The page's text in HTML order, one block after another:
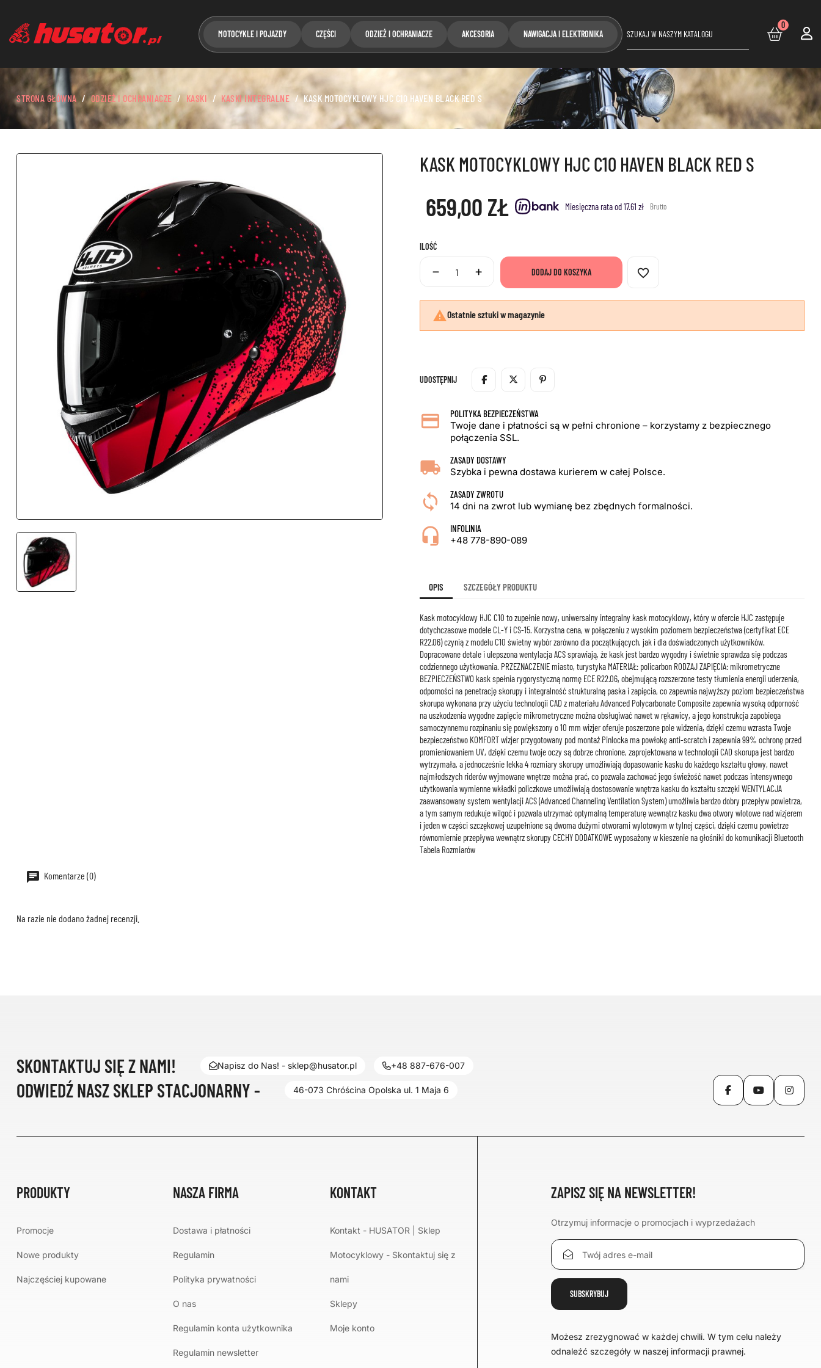
MOTOCYKLE I POJAZDY CZĘŚCI ODZIEŻ I OCHRANIACZE AKCESORIA NAWIGACJA I ELEKTRONIKA
0
STRONA GŁÓWNA ODZIEŻ I OCHRANIACZE KASKI KASKI INTEGRALNE KASK MOTOCYKLOWY HJC C10 HAVEN BLACK RED S
KASK MOTOCYKLOWY HJC C10 HAVEN BLACK RED S
659,00 ZŁ Miesięczna rata od 17.61 zł Brutto
ILOŚĆ
DODAJ DO KOSZYKA favorite_border
Ostatnie sztuki w magazynie
UDOSTĘPNIJ
POLITYKA BEZPIECZEŃSTWA
Twoje dane i płatności są w pełni chronione – korzystamy z bezpiecznego
połączenia SSL.
ZASADY DOSTAWY
Szybka i pewna dostawa kurierem w całej Polsce.
ZASADY ZWROTU
14 dni na zwrot lub wymianę bez zbędnych formalności.
INFOLINIA
+48 778-890-089
OPIS SZCZEGÓŁY PRODUKTU
Kask motocyklowy HJC C10 to zupełnie nowy, uniwersalny integralny kask motocyklowy, który w ofercie HJC zastępuje
dotychczasowe modele CL-Y i CS-15. Korzystna cena, w połączeniu z wysokim poziomem bezpieczeństwa (certyfikat ECE
R22.06) czynią z modelu C10 świetny wybór zarówno dla początkujących, jak i dla doświadczonych użytkowników.
Dopracowane detale i ulepszona wentylacja ACS sprawiają, że kask jest bardzo wygodny i świetnie sprawdza się podczas
codziennego użytkowania. PRZEZNACZENIE miasto, turystyka MATERIAŁ: policarbon RODZAJ ZAPIĘCIA: mikrometryczne
BEZPIECZEŃSTWO kask spełnia rygorystyczną normę ECE R22.06, obejmującą rozszerzone testy tłumienia energii uderzenia,
odporności na penetrację skorupy i integralność strukturalną paska i zapięcia, co zapewnia najwyższy poziom bezpieczeństwa
skorupa wykonana przy użyciu technologii CAD z materiału Advanced Polycarbonate Composite zapewnia wysoką odporność
na uszkodzenia wygodne zapięcie mikrometryczne można obsługiwać nawet w rękawicy, a jego konstrukcja zapobiega
samoczynnemu rozpinaniu się powiększony o 10 mm wizjer oferuje poszerzone pole widzenia, dzięki czemu wzrasta Twoje
bezpieczeństwo KOMFORT wizjer przygotowany pod montaż Pinlocka ma powłokę anti-scratch i zapewnia 99% ochronę przed
promieniowaniem UV, dzięki czemu twoje oczy są dobrze chronione, zaprojektowana w technologii CAD skorupa jest bardzo
wytrzymała, a jednocześnie lekka 4 rozmiary skorupy umożliwiają dopasowanie kasku do każdego kształtu głowy, nawet
najmłodszych riderów wyjmowane wnętrze można prać, co pozwala zachować jego świeżość nawet podczas intensywnego
użytkowania wymienne wkładki policzkowe umożliwiają dostosowanie wnętrza kasku do kształtu szczęki WENTYLACJA
zaawansowany system wentylacji ACS (Advanced Channeling Ventilation System) umożliwia bardzo dobry przepływ powietrza,
a tym samym redukuje wilgoć i pozwala utrzymać optymalną temperaturę wewnątrz kasku dwa otwory wlotowe nad wizjerem
i jeden w części szczękowej uzupełnione są dwoma dużymi otworami wylotowym w tylnej części, dzięki czemu powietrze
równomiernie przepływa wewnątrz skorupy CECHY DODATKOWE wyposażony w kieszenie na głośniki do komunikacji Bluetooth
Tabela Rozmiarów
Komentarze (0)
Na razie nie dodano żadnej recenzji.
SKONTAKTUJ SIĘ Z NAMI! Napisz do Nas! - sklep@husator.pl +48 887-676-007
ODWIEDŹ NASZ SKLEP STACJONARNY - 46-073 Chróścina Opolska ul. 1 Maja 6
FacebookYouTube
PRODUKTY
Promocje
Nowe produkty
Najczęściej kupowane
NASZA FIRMA
Dostawa i płatności
Regulamin
Polityka prywatności
O nas
Regulamin konta użytkownika
Regulamin newsletter
KONTAKT
Kontakt - HUSATOR | Sklep
Motocyklowy - Skontaktuj się z
nami
Sklepy
Moje konto
ZAPISZ SIĘ NA NEWSLETTER!
Otrzymuj informacje o promocjach i wyprzedażach
Możesz zrezygnować w każdej chwili. W tym celu należy
odnaleźć szczegóły w naszej informacji prawnej.